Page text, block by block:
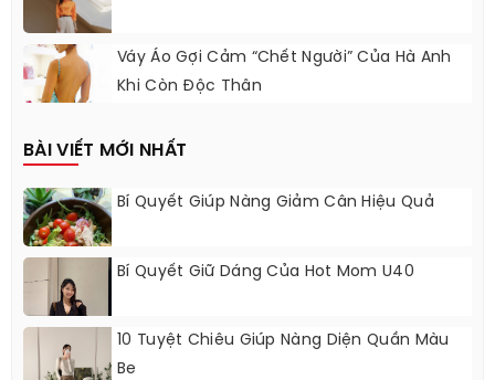
Váy Áo Gợi Cảm “chết Người” Của Hà Anh
Khi Còn Độc Thân
BÀI VIẾT MỚI NHẤT
Bí Quyết Giúp Nàng Giảm Cân Hiệu Quả
Bí Quyết Giữ Dáng Của Hot Mom U40
10 Tuyệt Chiêu Giúp Nàng Diện Quần Màu
Be